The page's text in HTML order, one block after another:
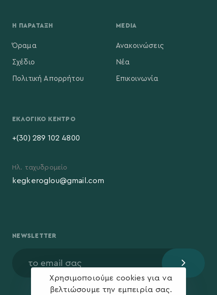
Η ΠΑΡΆΤΑΞΗ
Όραμα
Σχέδιο
Πολιτική Απορρήτου
MEDIA
Ανακοινώσεις
Νέα
Επικοινωνία
ΕΚΛΟΓΙΚΌ ΚΈΝΤΡΟ
+(30) 289 102 4800
Ηλ. ταχυδρομείο
kegkeroglou@gmail.com
NEWSLETTER
Χρησιμοποιούμε cookies για να
βελτιώσουμε την εμπειρία σας.